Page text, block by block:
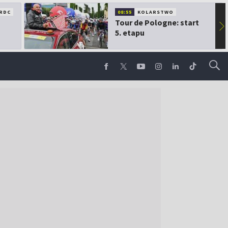
08:55 KOLARSTWO
Tour de Pologne: start
5. etapu
▶